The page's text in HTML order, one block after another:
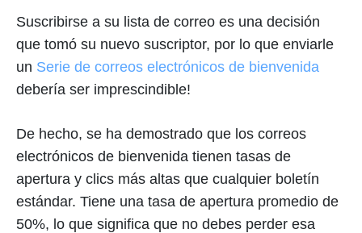
Suscribirse a su lista de correo es una decisión
que tomó su nuevo suscriptor, por lo que enviarle
un Serie de correos electrónicos de bienvenida
debería ser imprescindible!
De hecho, se ha demostrado que los correos
electrónicos de bienvenida tienen tasas de
apertura y clics más altas que cualquier boletín
estándar. Tiene una tasa de apertura promedio de
50%, lo que significa que no debes perder esa